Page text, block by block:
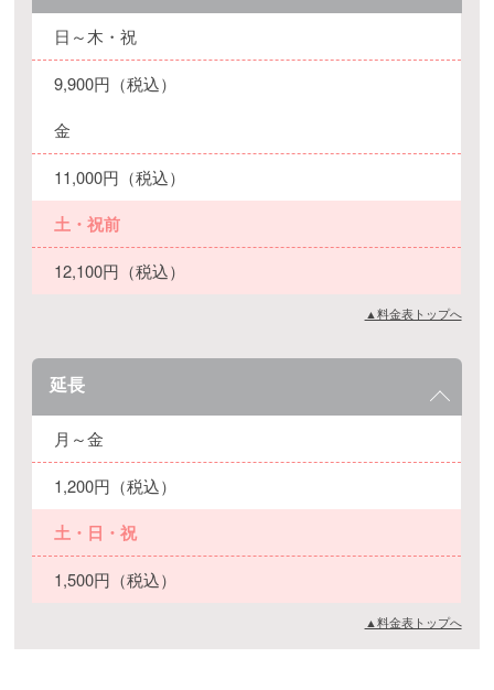
日～木・祝
9,900円（税込）
金
11,000円（税込）
土・祝前
12,100円（税込）
▲料金表トップへ
延長
月～金
1,200円（税込）
土・日・祝
1,500円（税込）
▲料金表トップへ